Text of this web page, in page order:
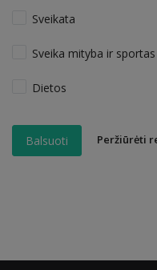
Sveikata
Sveika mityba ir sportas
Dietos
Balsuoti Peržiūrėti